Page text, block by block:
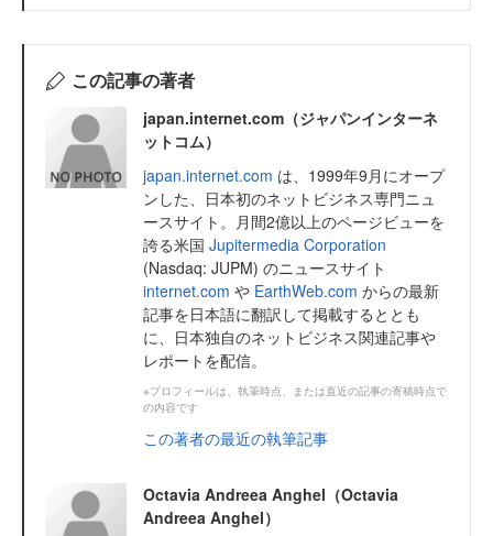
この記事の著者
japan.internet.com（ジャパンインターネ
ットコム）
japan.internet.com は、1999年9月にオープ
ンした、日本初のネットビジネス専門ニュ
ースサイト。月間2億以上のページビューを
誇る米国 Jupitermedia Corporation
(Nasdaq: JUPM) のニュースサイト
internet.com や EarthWeb.com からの最新
記事を日本語に翻訳して掲載するととも
に、日本独自のネットビジネス関連記事や
レポートを配信。
※プロフィールは、執筆時点、または直近の記事の寄稿時点で
の内容です
この著者の最近の執筆記事
Octavia Andreea Anghel（Octavia
Andreea Anghel）